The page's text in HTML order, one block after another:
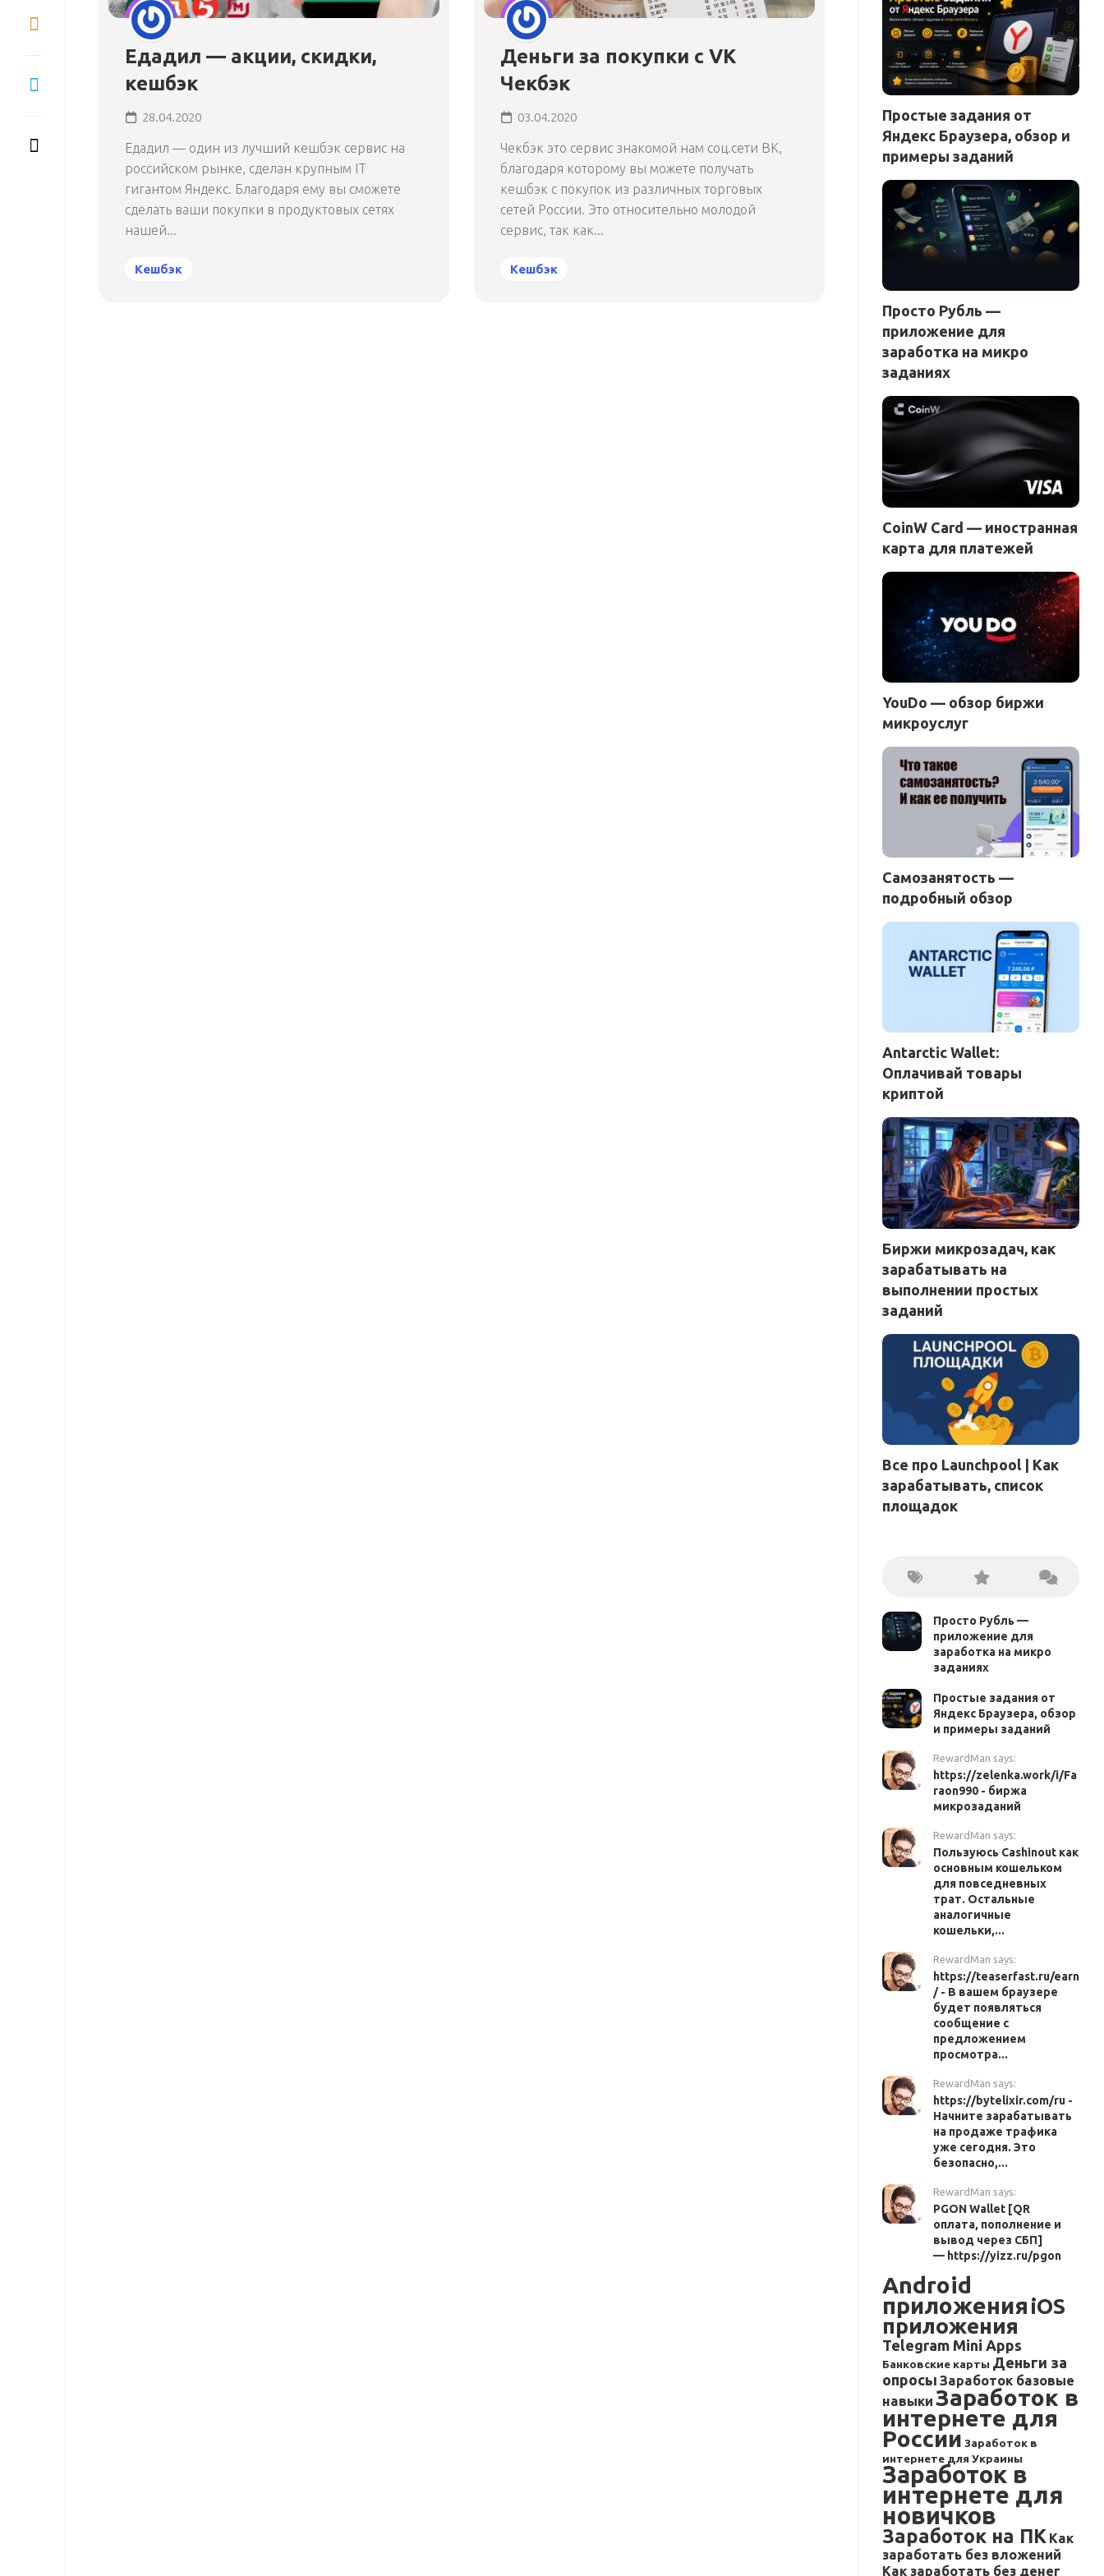
Едадил — акции, скидки,
кешбэк
28.04.2020
Едадил — один из лучший кешбэк сервис на
российском рынке, сделан крупным IT
гигантом Яндекс. Благодаря ему вы сможете
сделать ваши покупки в продуктовых сетях
нашей...
Кешбэк
Деньги за покупки с VK
Чекбэк
03.04.2020
Чекбэк это сервис знакомой нам соц.сети ВК,
благодаря которому вы можете получать
кешбэк с покупок из различных торговых
сетей России. Это относительно молодой
сервис, так как...
Кешбэк
Простые задания от
Яндекс Браузера, обзор и
примеры заданий
Просто Рубль —
приложение для
заработка на микро
заданиях
CoinW Card — иностранная
карта для платежей
YouDo — обзор биржи
микроуслуг
Самозанятость —
подробный обзор
Antarctic Wallet:
Оплачивай товары
криптой
Биржи микрозадач, как
зарабатывать на
выполнении простых
заданий
Все про Launchpool | Как
зарабатывать, список
площадок
Просто Рубль —
приложение для
заработка на микро
заданиях
Простые задания от
Яндекс Браузера, обзор
и примеры заданий
RewardMan says:
https://zelenka.work/i/Fa
raon990 - биржа
микрозаданий
RewardMan says:
Пользуюсь Cashinout как
основным кошельком
для повседневных
трат. Остальные
аналогичные
кошельки,...
RewardMan says:
https://teaserfast.ru/earn
/ - В вашем браузере
будет появляться
сообщение с
предложением
просмотра...
RewardMan says:
https://bytelixir.com/ru -
Начните зарабатывать
на продаже трафика
уже сегодня. Это
безопасно,...
RewardMan says:
PGON Wallet [QR
оплата, пополнение и
вывод через СБП]
— https://yizz.ru/pgon
Android
приложения iOS
приложения
Telegram Mini Apps
Банковские карты Деньги за
опросы Заработок базовые
навыки Заработок в
интернете для
России Заработок в
интернете для Украины
Заработок в
интернете для
новичков
Заработок на ПК Как
заработать без вложений
Как заработать без денег